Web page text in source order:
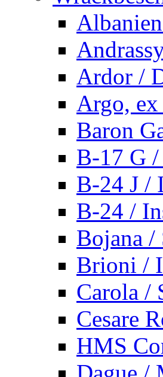
Ardor /
Argo,
Baron
B-17 G
B-24 J /
B-24 /
Bojana /
Brioni /
Carola /
Cesare
HMS